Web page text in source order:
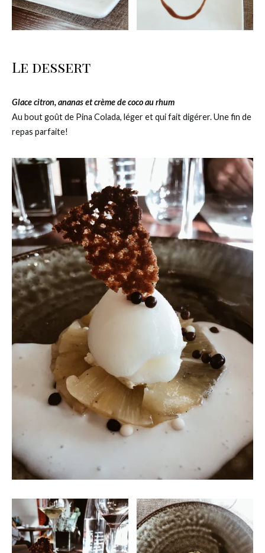
Le dessert
Glace citron, ananas et crème de coco au rhum
Au bout goût de Pina Colada, léger et qui fait digérer. Une fin de
repas parfaite!